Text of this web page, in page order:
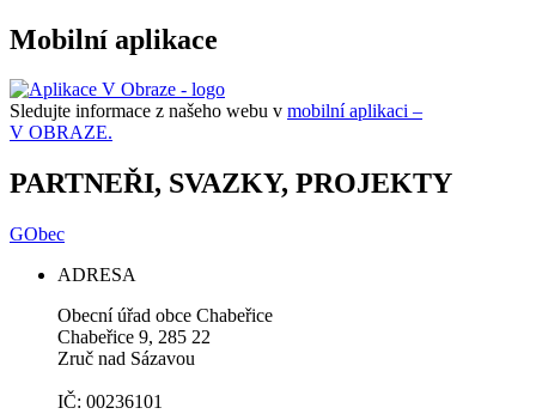
Mobilní aplikace
Sledujte informace z našeho webu v mobilní aplikaci –
V OBRAZE.
PARTNEŘI, SVAZKY, PROJEKTY
GObec
ADRESA
Obecní úřad obce Chabeřice
Chabeřice 9, 285 22
Zruč nad Sázavou
IČ: 00236101